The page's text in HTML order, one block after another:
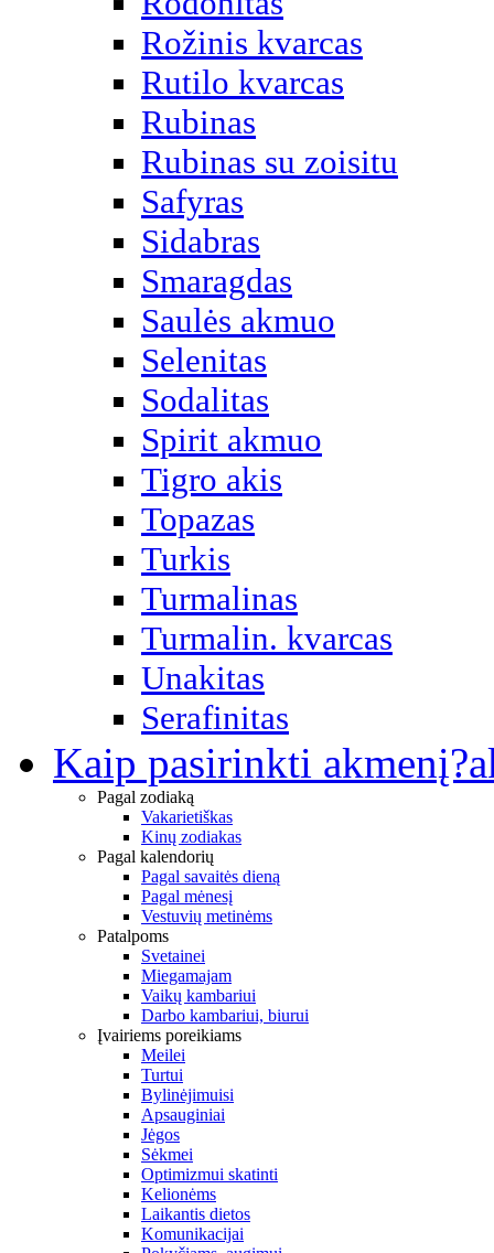
Rožinis kvarcas
Rutilo kvarcas
Rubinas
Rubinas su zoisitu
Safyras
Sidabras
Smaragdas
Saulės akmuo
Selenitas
Sodalitas
Spirit akmuo
Tigro akis
Topazas
Turkis
Turmalinas
Turmalin. kvarcas
Unakitas
Serafinitas
Kaip pasirinkti akmenį?
Pagal zodiaką
Vakarietiškas
Kinų zodiakas
Pagal kalendorių
Pagal savaitės dieną
Pagal mėnesį
Vestuvių metinėms
Patalpoms
Svetainei
Miegamajam
Vaikų kambariui
Darbo kambariui, biurui
Įvairiems poreikiams
Meilei
Turtui
Bylinėjimuisi
Apsauginiai
Jėgos
Sėkmei
Optimizmui skatinti
Kelionėms
Laikantis dietos
Komunikacijai